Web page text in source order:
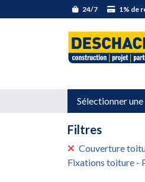
24/7 1% de
Sélectionner
Filtres
Couverture
Fixations toiture -